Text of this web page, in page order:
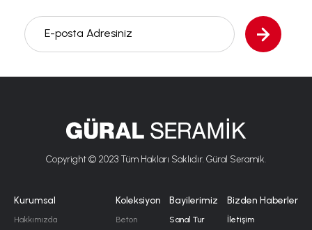
E-posta Adresiniz
Copyright © 2023 Tüm Hakları Saklıdır. Güral Seramik.
Kurumsal
Hakkımızda
Koleksiyon
Beton
Bayilerimiz
Sanal Tur
Bizden Haberler
İletişim